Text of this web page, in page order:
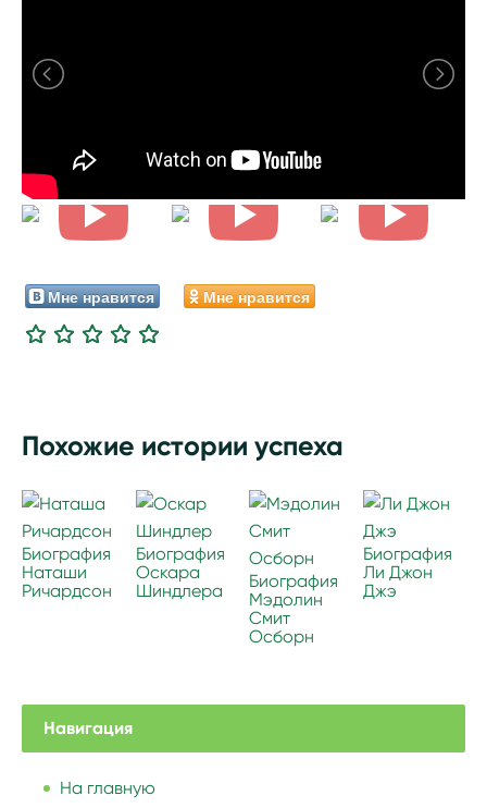
Мне нравится Мне нравится
Похожие истории успеха
Биография
Наташи
Ричардсон
Биография
Оскара
Шиндлера
Биография
Мэдолин
Смит
Осборн
Биография
Ли Джон
Джэ
Навигация
На главную